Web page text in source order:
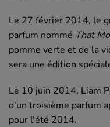
Le 27 février 2014, le
parfum nommé That
pomme verte et de la
sera une édition
Le 10 juin 2014, Liam
d'un troisième parfum
pour l'été 2014.